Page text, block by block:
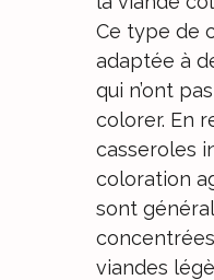
Ce type de
adaptée à
qui n’ont
colorer. En
casseroles
coloration
sont
viandes